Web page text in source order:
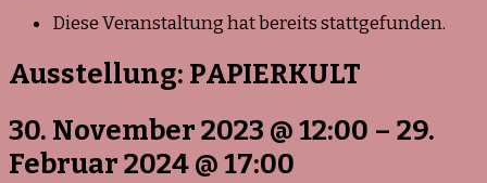
Diese Veranstaltung hat bereits stattgefunden.
Ausstellung: PAPIERKULT
30. November 2023 @12:00 – 29.
Februar 2024@17:00